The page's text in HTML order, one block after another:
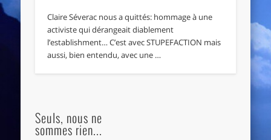
Claire Séverac nous a quittés: hommage à une
activiste qui dérangeait diablement
l’establishment… C’est avec STUPEFACTION mais
aussi, bien entendu, avec une …
Seuls, nous ne
sommes rien...